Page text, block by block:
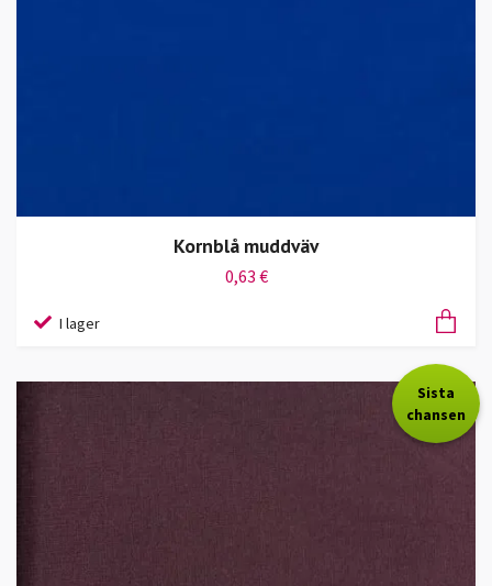
Kornblå muddväv
0,63 €
I lager
Sista
chansen